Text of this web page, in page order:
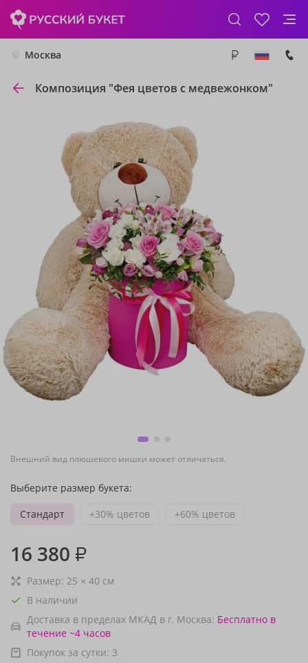
Москва
Композиция "Фея цветов с медвежонком"
Внешний вид плюшевого мишки может отличаться.
Выберите размер букета:
Стандарт
+30% цветов +60% цветов
16 380 ₽
Размер: 25 × 40 см
В наличии
Доставка в пределах МКАД в г. Москва: Бесплатно в
течение ~4 часов
Покупок за сутки: 3